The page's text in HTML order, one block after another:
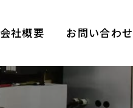
会社概要 お問い合わ